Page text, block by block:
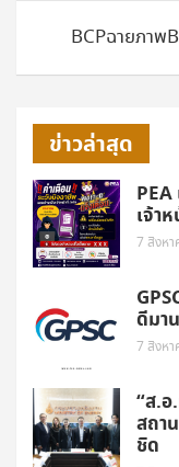
BCPฉายภาพ
ข่าวล่าสุด
เจ้า
7 สิงห
ดีมา
7 สิงห
“ส.อ
สถา
ชิด